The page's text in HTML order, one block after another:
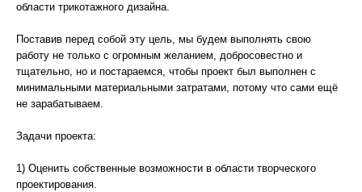
области трикотажного дизайна.
Поставив перед собой эту цель, мы будем выполнять свою
работу не только с огромным желанием, добросовестно и
тщательно, но и постараемся, чтобы проект был выполнен с
минимальными материальными затратами, потому что сами ещё
не зарабатываем.
Задачи проекта:
1) Оценить собственные возможности в области творческого
проектирования.